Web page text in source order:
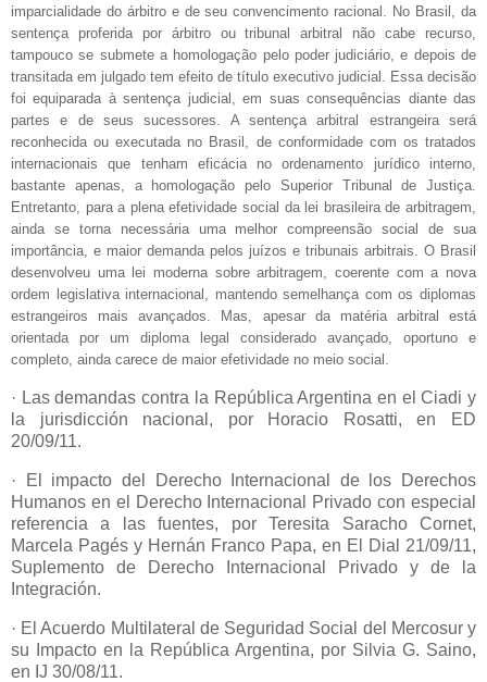
imparcialidade do árbitro e de seu convencimento racional. No Brasil, da
sentença proferida por árbitro ou tribunal arbitral não cabe recurso,
tampouco se submete a homologação pelo poder judiciário, e depois de
transitada em julgado tem efeito de título executivo judicial. Essa decisão
foi equiparada à sentença judicial, em suas consequências diante das
partes e de seus sucessores. A sentença arbitral estrangeira será
reconhecida ou executada no Brasil, de conformidade com os tratados
internacionais que tenham eficácia no ordenamento jurídico interno,
bastante apenas, a homologação pelo Superior Tribunal de Justiça.
Entretanto, para a plena efetividade social da lei brasileira de arbitragem,
ainda se torna necessária uma melhor compreensão social de sua
importância, e maior demanda pelos juízos e tribunais arbitrais. O Brasil
desenvolveu uma lei moderna sobre arbitragem, coerente com a nova
ordem legislativa internacional, mantendo semelhança com os diplomas
estrangeiros mais avançados. Mas, apesar da matéria arbitral está
orientada por um diploma legal considerado avançado, oportuno e
completo, ainda carece de maior efetividade no meio social.
· Las demandas contra la República Argentina en el Ciadi y
la jurisdicción nacional, por Horacio Rosatti, en ED
20/09/11.
· El impacto del Derecho Internacional de los Derechos
Humanos en el Derecho Internacional Privado con especial
referencia a las fuentes, por Teresita Saracho Cornet,
Marcela Pagés y Hernán Franco Papa, en El Dial 21/09/11,
Suplemento de Derecho Internacional Privado y de la
Integración.
· El Acuerdo Multilateral de Seguridad Social del Mercosur y
su Impacto en la República Argentina, por Silvia G. Saino,
en IJ 30/08/11.